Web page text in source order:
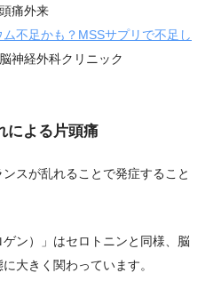
頭痛外来
不足かも？MSSサプリで不足し
脳神経外科クリニック
による片頭痛
スが乱れることで発症すること
ン）」はセロトニンと同様、脳
大きく関わっています。